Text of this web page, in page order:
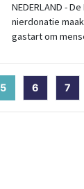
NEDERLAND -
nierdonatie
gastart om
5(current)
6 7